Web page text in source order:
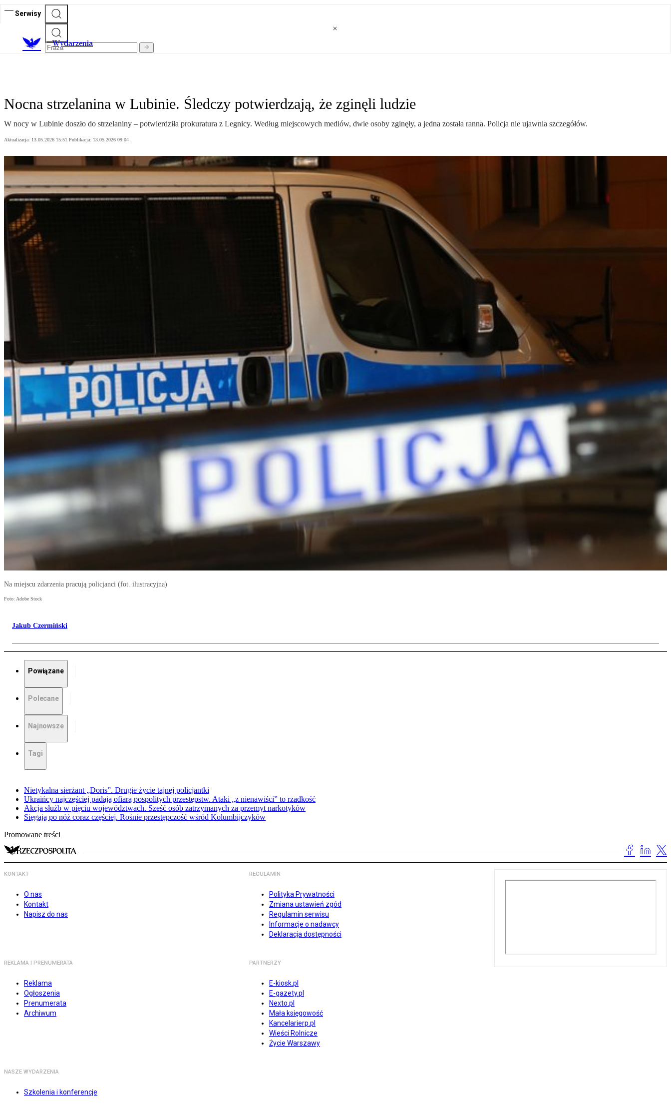
Serwisy
Wydarzenia
Nocna strzelanina w Lubinie. Śledczy potwierdzają, że zginęli ludzie
W nocy w Lubinie doszło do strzelaniny – potwierdziła prokuratura z Legnicy. Według miejscowych mediów, dwie osoby zginęły, a jedna została ranna. Policja nie ujawnia szczegółów.
Aktualizacja: 13.05.2026 15:51 Publikacja: 13.05.2026 09:04
Na miejscu zdarzenia pracują policjanci (fot. ilustracyjna)
Foto: Adobe Stock
Jakub Czermiński
Powiązane
Polecane
Najnowsze
Tagi
Nietykalna sierżant „Doris”. Drugie życie tajnej policjantki
Ukraińcy najczęściej padają ofiarą pospolitych przestępstw. Ataki „z nienawiści” to rzadkość
Akcja służb w pięciu województwach. Sześć osób zatrzymanych za przemyt narkotyków
Sięgają po nóż coraz częściej. Rośnie przestępczość wśród Kolumbijczyków
Promowane treści
KONTAKT
O nas
Kontakt
Napisz do nas
REGULAMIN
Polityka Prywatności
Zmiana ustawień zgód
Regulamin serwisu
Informacje o nadawcy
Deklaracja dostępności
REKLAMA I PRENUMERATA
Reklama
Ogłoszenia
Prenumerata
Archiwum
PARTNERZY
E-kiosk.pl
E-gazety.pl
Nexto.pl
Mała księgowość
Kancelarierp.pl
Wieści Rolnicze
Życie Warszawy
NASZE WYDARZENIA
Szkolenia i konferencje